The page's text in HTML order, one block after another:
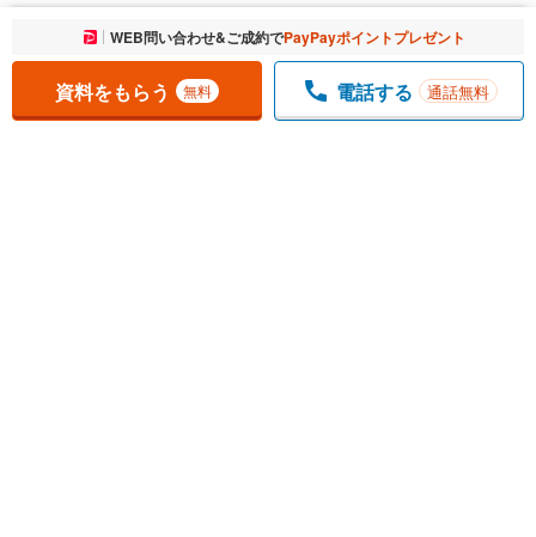
お気に入りに追加しました。 一覧を開く
WEB問い合わせ&ご成約でPayPayポイントプレゼント
資料をもらう 無料 電話する 通話無料